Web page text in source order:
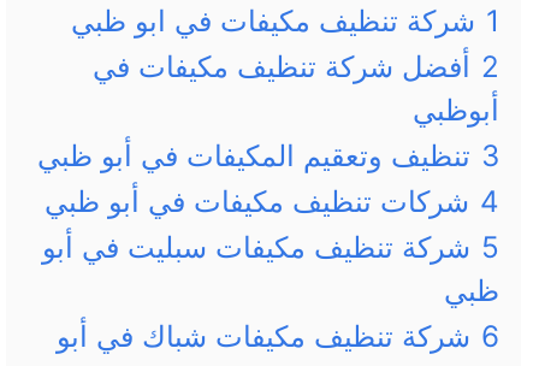
1 شركة تنظيف مكيفات في ابو ظبي
2 أفضل شركة تنظيف مكيفات في
أبوظبي
3 تنظيف وتعقيم المكيفات في أبو ظبي
4 شركات تنظيف مكيفات في أبو ظبي
5 شركة تنظيف مكيفات سبليت في أبو
ظبي
6 شركة تنظيف مكيفات شباك في أبو